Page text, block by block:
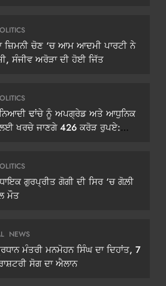
ਜ਼ਿਮਨੀ ਚੋਣ ‘ਚ ਆਮ ਆਦਮੀ ਪਾਰਟੀ ਨੇ
ਸੰਜੀਵ ਅਰੋੜਾ ਦੀ ਹੋਈ ਜਿੱਤ
ਢਾਂਚੇ ਨੂੰ ਅਪਗ੍ਰੇਡ ਅਤੇ ਆਧੁਨਿਕ
ਖਰਚੇ ਜਾਣਗੇ 426 ਕਰੋੜ ਰੁਪਏ:
ਗੁਰਪ੍ਰੀਤ ਗੋਗੀ ਦੀ ਸਿਰ ‘ਚ ਗੋਲ਼ੀ
ਮੌਤ
NEWS
ਮੰਤਰੀ ਮਨਮੋਹਨ ਸਿੰਘ ਦਾ ਦਿਹਾਂਤ, 7
ਸੋਗ ਦਾ ਐਲਾਨ